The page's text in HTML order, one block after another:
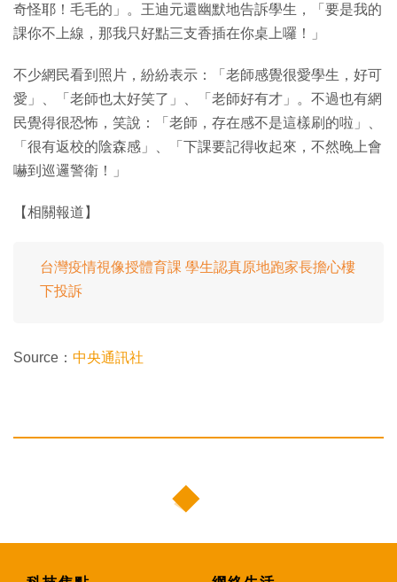
奇怪耶！毛毛的」。王迪元還幽默地告訴學生，「要是我的
課你不上線，那我只好點三支香插在你桌上囉！」
不少網民看到照片，紛紛表示：「老師感覺很愛學生，好可
愛」、「老師也太好笑了」、「老師好有才」。不過也有網
民覺得很恐怖，笑說：「老師，存在感不是這樣刷的啦」、
「很有返校的陰森感」、「下課要記得收起來，不然晚上會
嚇到巡邏警衛！」
【相關報道】
台灣疫情視像授體育課 學生認真原地跑家長擔心樓
下投訴
Source： 中央通訊社